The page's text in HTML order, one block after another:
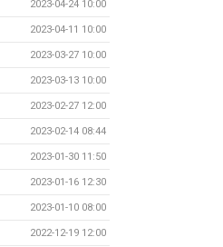
2023-04-24 10:00
2023-04-11 10:00
2023-03-27 10:00
2023-03-13 10:00
2023-02-27 12:00
2023-02-14 08:44
2023-01-30 11:50
2023-01-16 12:30
2023-01-10 08:00
2022-12-19 12:00